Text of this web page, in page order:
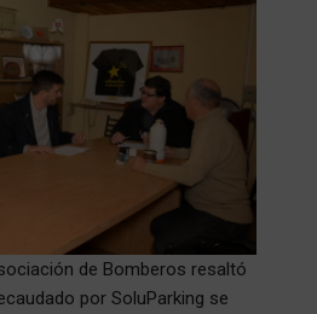
de Bomberos resaltó
por SoluParking se